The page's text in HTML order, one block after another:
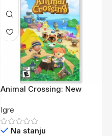
Animal Crossing: New
Igre
Na stanju